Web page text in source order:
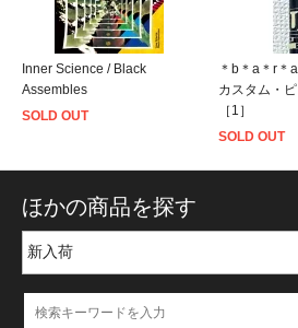
Inner Science / Black
Assembles
SOLD OUT
＊b＊a＊r＊
カスタム・
［1］
SOLD OUT
ほかの商品を探す